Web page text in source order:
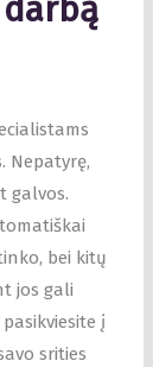
Nepatyrę,
galvos.
bei kitų
jos gali
į
srities